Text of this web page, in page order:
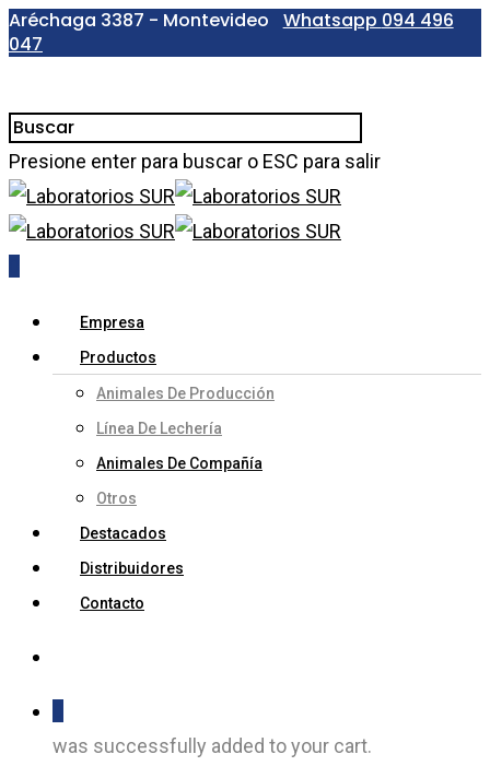
Aréchaga 3387 - Montevideo Whatsapp 094 496
047
Presione enter para buscar o ESC para salir
Empresa
Productos
Animales De Producción
Línea De Lechería
Animales De Compañía
Otros
Destacados
Distribuidores
Contacto
was successfully added to your cart.